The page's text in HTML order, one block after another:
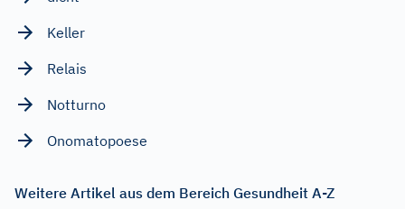
Keller
Relais
Notturno
Onomatopoese
Weitere Artikel aus dem Bereich Gesundheit A-Z